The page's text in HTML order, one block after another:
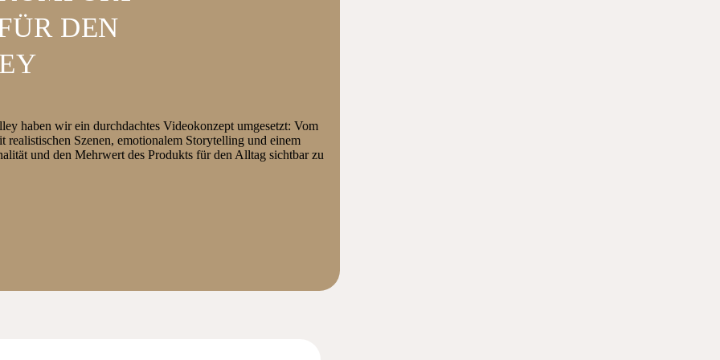
DEN
haben wir ein durchdachtes Videokonzept umgesetzt: Vom
realistischen Szenen, emotionalem Storytelling und einem
und den Mehrwert des Produkts für den Alltag sichtbar zu